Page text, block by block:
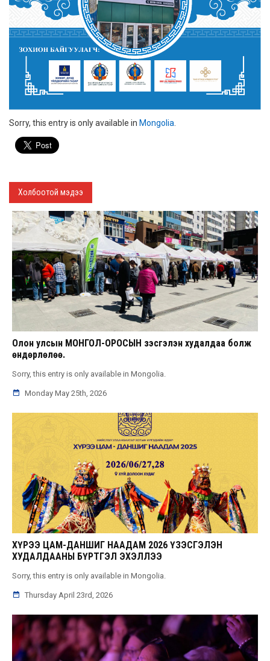
Sorry, this entry is only available in Mongolia
Холбоотой мэдээ
Олон улсын МОНГОЛ-ОРОСЫН үзэсгэлэн худалдаа болж
өндөрлөлөө.
Sorry, this entry is only available in Mongolia.
Monday May 25th, 2026
ХҮРЭЭ ЦАМ-ДАНШИГ НААДАМ 2026 ҮЗЭСГЭЛЭН
ХУДАЛДААНЫ БҮРТГЭЛ ЭХЭЛЛЭЭ
Sorry, this entry is only available in Mongolia.
Thursday April 23rd, 2026